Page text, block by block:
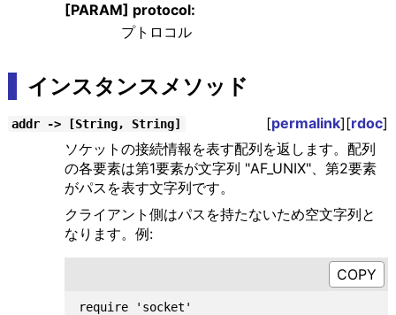
[PARAM] protocol:
プトロコル
インスタンスメソッド
addr -> [String, String] [permalink][rdoc]
ソケットの接続情報を表す配列を返します。配列
の各要素は第1要素が文字列 "AF_UNIX"、第2要素
がパスを表す文字列です。
クライアント側はパスを持たないため空文字列と
なります。例:
require 'socket'